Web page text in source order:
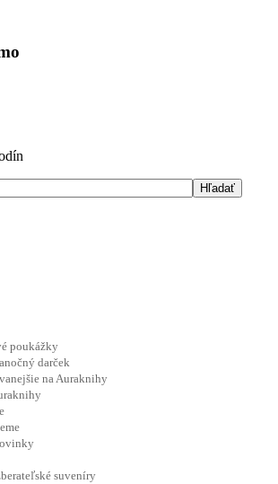
poukážky
darček
na Auraknihy
suveníry